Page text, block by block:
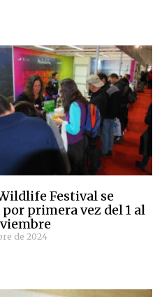
Festival se
por primera vez del 1 al
de 2024